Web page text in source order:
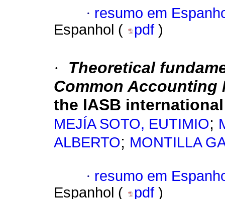
· resumo em
Espanhol (
pdf )
·
Theoretical
Common Accounting
the IASB
MEJÍA SOTO, EUTIMIO;
ALBERTO; MONTILLA
· resumo em
Espanhol (
pdf )